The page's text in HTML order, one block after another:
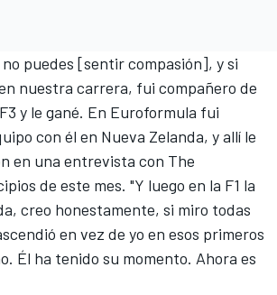
puedes [sentir compasión], y si
nuestra carrera, fui compañero de
y le gané. En Euroformula fui
con él en Nueva Zelanda, y allí le
en una entrevista con The
de este mes. "Y luego en la F1 la
creo honestamente, si miro todas
en vez de yo en esos primeros
Él ha tenido su momento. Ahora es